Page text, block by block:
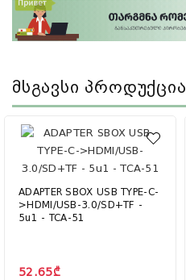
Მსგავსი Პროდუქცია
ADAPTER SBOX USB TYPE-C-
>HDMI/USB-3.0/SD+TF -
5u1 - TCA-51
52.65₾